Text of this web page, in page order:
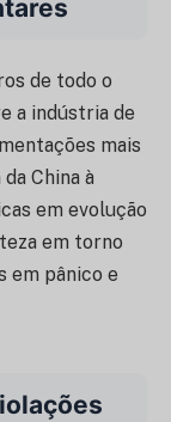
de todo o
a indústria de
mais
China à
em evolução
em torno
em pânico e